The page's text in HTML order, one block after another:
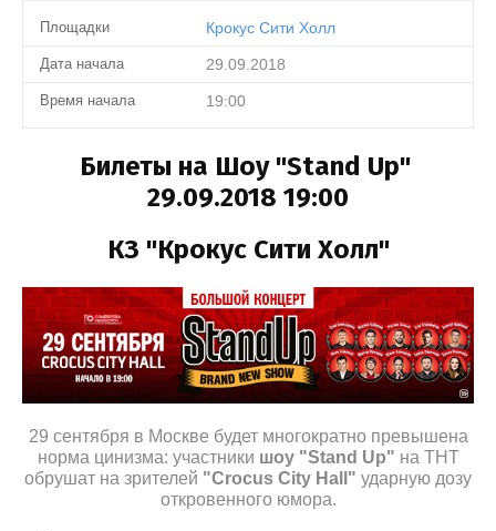
Площадки Крокус Сити Холл
Дата начала 29.09.2018
Время начала 19:00
Билеты на Шоу "Stand Up"
29.09.2018 19:00
КЗ "Крокус Сити Холл"
29 сентября в Москве будет многократно превышена
норма цинизма: участники шоу "Stand Up" на ТНТ
обрушат на зрителей "Crocus City Hall" ударную дозу
откровенного юмора.
50
Найти